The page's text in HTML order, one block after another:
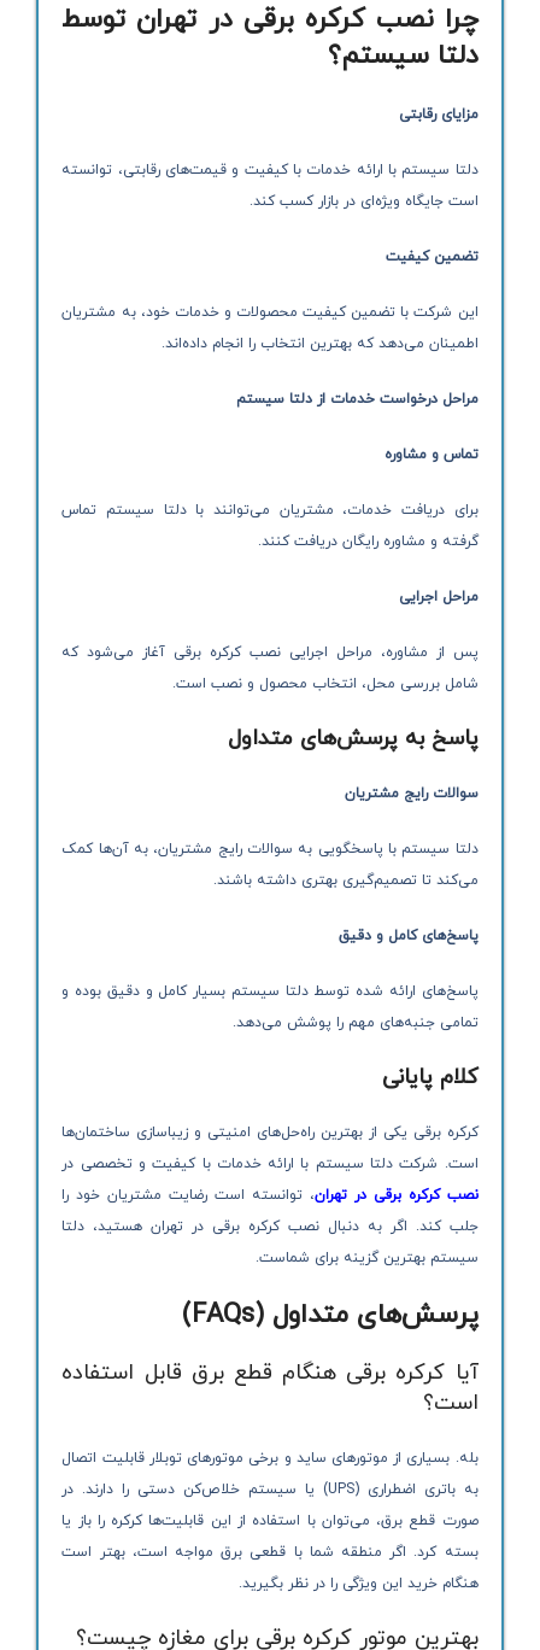
چرا نصب کرکره برقی در تهران توسط
دلتا سیستم؟
مزایای رقابتی
دلتا سیستم با ارائه خدمات با کیفیت و قیمت‌های رقابتی، توانسته
است جایگاه ویژه‌ای در بازار کسب کند.
تضمین کیفیت
این شرکت با تضمین کیفیت محصولات و خدمات خود، به مشتریان
اطمینان می‌دهد که بهترین انتخاب را انجام داده‌اند.
مراحل درخواست خدمات از دلتا سیستم
تماس و مشاوره
برای دریافت خدمات، مشتریان می‌توانند با دلتا سیستم تماس
گرفته و مشاوره رایگان دریافت کنند.
مراحل اجرایی
پس از مشاوره، مراحل اجرایی نصب کرکره برقی آغاز می‌شود که
شامل بررسی محل، انتخاب محصول و نصب است.
پاسخ به پرسش‌های متداول
سوالات رایج مشتریان
دلتا سیستم با پاسخگویی به سوالات رایج مشتریان، به آن‌ها کمک
می‌کند تا تصمیم‌گیری بهتری داشته باشند.
پاسخ‌های کامل و دقیق
پاسخ‌های ارائه شده توسط دلتا سیستم بسیار کامل و دقیق بوده و
تمامی جنبه‌های مهم را پوشش می‌دهد.
کلام پایانی
کرکره برقی یکی از بهترین راه‌حل‌های امنیتی و زیباسازی ساختمان‌ها
است. شرکت دلتا سیستم با ارائه خدمات با کیفیت و تخصصی در
نصب کرکره برقی در تهران، توانسته است رضایت مشتریان خود را
جلب کند. اگر به دنبال نصب کرکره برقی در تهران هستید، دلتا
سیستم بهترین گزینه برای شماست.
پرسش‌های متداول (FAQs)
آیا کرکره برقی هنگام قطع برق قابل استفاده
است؟
بله. بسیاری از موتورهای ساید و برخی موتورهای توبلار قابلیت اتصال
به باتری اضطراری (UPS) یا سیستم خلاص‌کن دستی را دارند. در
صورت قطع برق، می‌توان با استفاده از این قابلیت‌ها کرکره را باز یا
بسته کرد. اگر منطقه شما با قطعی برق مواجه است، بهتر است
هنگام خرید این ویژگی را در نظر بگیرید.
بهترین موتور کرکره برقی برای مغازه چیست؟